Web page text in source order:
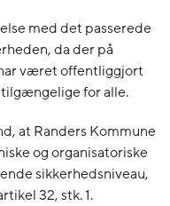
med det passerede
da der på
været offentliggjort
for alle.
at Randers Kommune
og organisatoriske
sikkerhedsniveau,
32, stk. 1.